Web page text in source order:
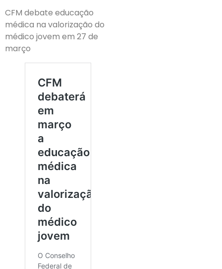
CFM debate educação
médica na valorização do
médico jovem em 27 de
março